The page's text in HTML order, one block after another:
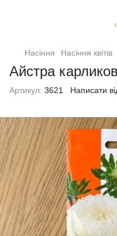
Насіння Насіння квітів
Айстра
Артикул: 3621 Написати